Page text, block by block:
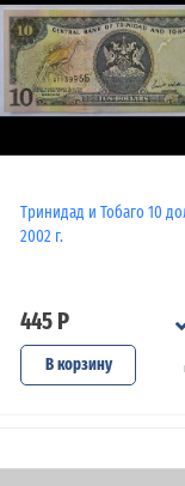
Тринидад и Тобаго 10
2002 г.
445 Р
В корзину